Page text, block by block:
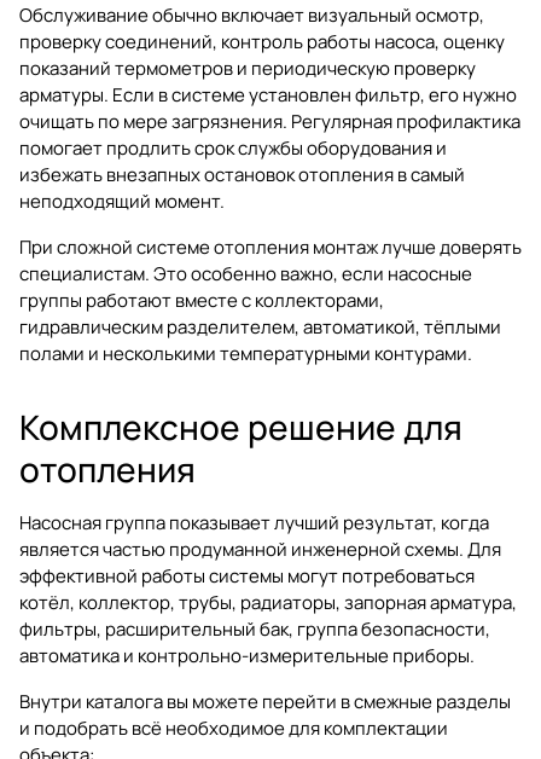
Обслуживание обычно включает визуальный осмотр,
проверку соединений, контроль работы насоса, оценку
показаний термометров и периодическую проверку
арматуры. Если в системе установлен фильтр, его нужно
очищать по мере загрязнения. Регулярная профилактика
помогает продлить срок службы оборудования и
избежать внезапных остановок отопления в самый
неподходящий момент.
При сложной системе отопления монтаж лучше доверять
специалистам. Это особенно важно, если насосные
группы работают вместе с коллекторами,
гидравлическим разделителем, автоматикой, тёплыми
полами и несколькими температурными контурами.
Комплексное решение для
отопления
Насосная группа показывает лучший результат, когда
является частью продуманной инженерной схемы. Для
эффективной работы системы могут потребоваться
котёл, коллектор, трубы, радиаторы, запорная арматура,
фильтры, расширительный бак, группа безопасности,
автоматика и контрольно-измерительные приборы.
Внутри каталога вы можете перейти в смежные разделы
и подобрать всё необходимое для комплектации